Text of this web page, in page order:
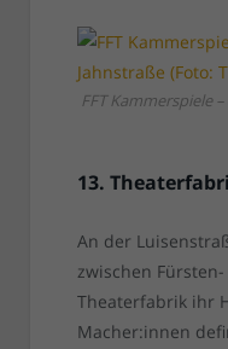
FFT Kammerspiele
13.
An der
zwischen
Theaterfabrik ihr
Macher:innen